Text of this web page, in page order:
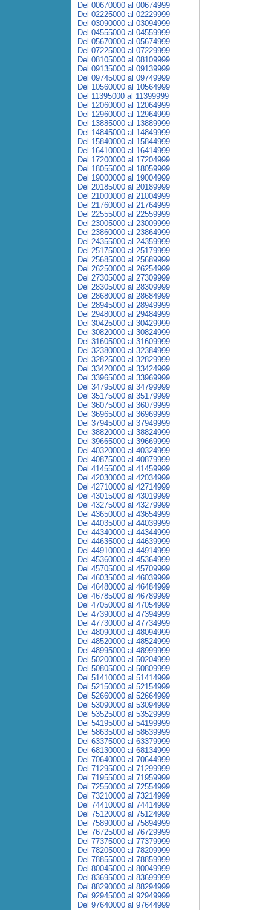
Del 00670000 al 00674999
Del 02225000 al 02229999
Del 03090000 al 03094999
Del 04555000 al 04559999
Del 05670000 al 05674999
Del 07225000 al 07229999
Del 08105000 al 08109999
Del 09135000 al 09139999
Del 09745000 al 09749999
Del 10560000 al 10564999
Del 11395000 al 11399999
Del 12060000 al 12064999
Del 12960000 al 12964999
Del 13885000 al 13889999
Del 14845000 al 14849999
Del 15840000 al 15844999
Del 16410000 al 16414999
Del 17200000 al 17204999
Del 18055000 al 18059999
Del 19000000 al 19004999
Del 20185000 al 20189999
Del 21000000 al 21004999
Del 21760000 al 21764999
Del 22555000 al 22559999
Del 23005000 al 23009999
Del 23860000 al 23864999
Del 24355000 al 24359999
Del 25175000 al 25179999
Del 25685000 al 25689999
Del 26250000 al 26254999
Del 27305000 al 27309999
Del 28305000 al 28309999
Del 28680000 al 28684999
Del 28945000 al 28949999
Del 29480000 al 29484999
Del 30425000 al 30429999
Del 30820000 al 30824999
Del 31605000 al 31609999
Del 32380000 al 32384999
Del 32825000 al 32829999
Del 33420000 al 33424999
Del 33965000 al 33969999
Del 34795000 al 34799999
Del 35175000 al 35179999
Del 36075000 al 36079999
Del 36965000 al 36969999
Del 37945000 al 37949999
Del 38820000 al 38824999
Del 39665000 al 39669999
Del 40320000 al 40324999
Del 40875000 al 40879999
Del 41455000 al 41459999
Del 42030000 al 42034999
Del 42710000 al 42714999
Del 43015000 al 43019999
Del 43275000 al 43279999
Del 43650000 al 43654999
Del 44035000 al 44039999
Del 44340000 al 44344999
Del 44635000 al 44639999
Del 44910000 al 44914999
Del 45360000 al 45364999
Del 45705000 al 45709999
Del 46035000 al 46039999
Del 46480000 al 46484999
Del 46785000 al 46789999
Del 47050000 al 47054999
Del 47390000 al 47394999
Del 47730000 al 47734999
Del 48090000 al 48094999
Del 48520000 al 48524999
Del 48995000 al 48999999
Del 50200000 al 50204999
Del 50805000 al 50809999
Del 51410000 al 51414999
Del 52150000 al 52154999
Del 52660000 al 52664999
Del 53090000 al 53094999
Del 53525000 al 53529999
Del 54195000 al 54199999
Del 58635000 al 58639999
Del 63375000 al 63379999
Del 68130000 al 68134999
Del 70640000 al 70644999
Del 71295000 al 71299999
Del 71955000 al 71959999
Del 72550000 al 72554999
Del 73210000 al 73214999
Del 74410000 al 74414999
Del 75120000 al 75124999
Del 75890000 al 75894999
Del 76725000 al 76729999
Del 77375000 al 77379999
Del 78205000 al 78209999
Del 78855000 al 78859999
Del 80045000 al 80049999
Del 83695000 al 83699999
Del 88290000 al 88294999
Del 92945000 al 92949999
Del 97640000 al 97644999